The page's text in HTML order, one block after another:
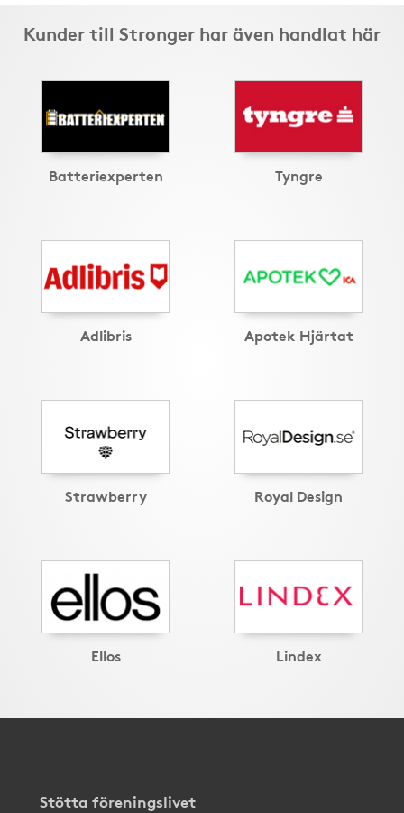
Kunder till Stronger har även handlat här
Batteriexperten Tyngre
Adlibris Apotek Hjärtat
Strawberry Royal Design
Ellos Lindex
Stötta föreningslivet